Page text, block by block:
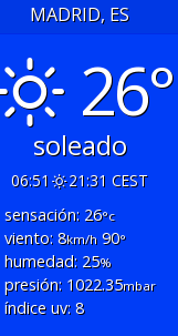
MADRID, ES
26°
soleado
06:51
21:31 CEST
sensación: 26°c
viento: 8km/h90°
humedad: 25%
presión: 1022.35mbar
índice uv: 8